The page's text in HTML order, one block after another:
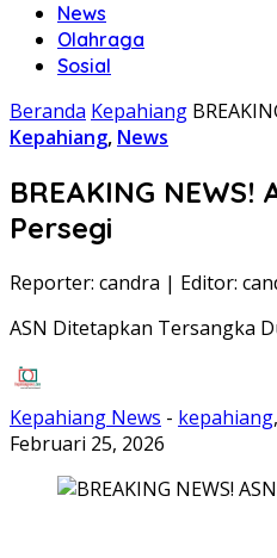
News
Olahraga
Sosial
Beranda Kepahiang
Kepahiang, News
BREAKING
Persegi
Reporter: candra | Editor:
ASN Ditetapkan Tersangka
Kepahiang News - kepahiang,
Februari 25, 2026